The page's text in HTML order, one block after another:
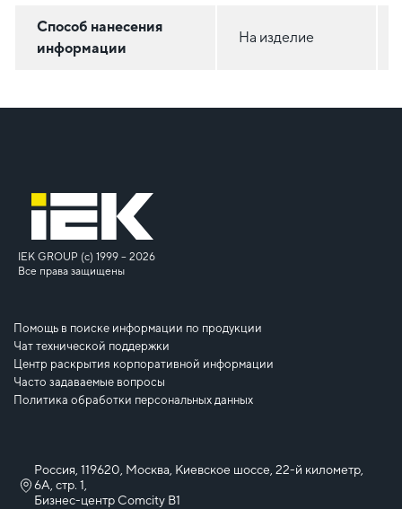
Способ нанесения
информации
На изделие
IEK GROUP (c) 1999 – 2026
Все права защищены
Помощь в поиске информации по продукции
Чат технической поддержки
Центр раскрытия корпоративной информации
Часто задаваемые вопросы
Политика обработки персональных данных
Россия, 119620, Москва, Киевское шоссе, 22-й километр,
6А, стр. 1,
Бизнес-центр Comcity B1